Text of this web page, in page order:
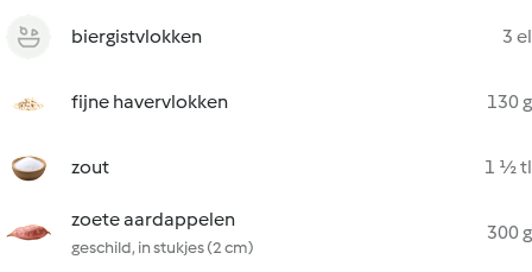
biergistvlokken 3 el
fijne havervlokken 130 g
zout 1 ½ tl
zoete aardappelen
geschild, in stukjes (2 cm)
300 g